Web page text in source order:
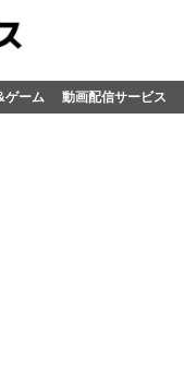
ゲーム 動画配信サービス